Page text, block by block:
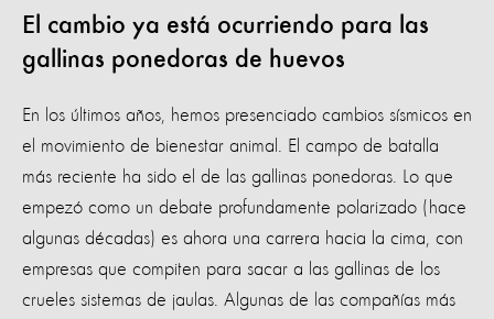
El cambio ya está ocurriendo para las
gallinas ponedoras de huevos
En los últimos años, hemos presenciado cambios sísmicos en
el movimiento de bienestar animal. El campo de batalla
más reciente ha sido el de las gallinas ponedoras. Lo que
empezó como un debate profundamente polarizado (hace
algunas décadas) es ahora una carrera hacia la cima, con
empresas que compiten para sacar a las gallinas de los
crueles sistemas de jaulas. Algunas de las compañías más